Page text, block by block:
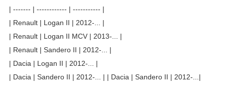
| ------- | ------------ | ----------- |
| Renault | Logan II | 2012-... |
| Renault | Logan II MCV | 2013-... |
| Renault | Sandero II | 2012-... |
| Dacia | Logan II | 2012-... |
| Dacia | Sandero II | 2012-... | | Dacia | Sandero II | 2012-...|